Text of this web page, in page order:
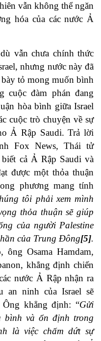
vẫn không thể ngăn
hóa của các nước Ả
vẫn chưa chính thức
nhưng nước này đã
tỏ mong muốn bình
cuộc đàm phán đang
hòa bình giữa Israel
cuộc trò chuyện về sự
Ả Rập Saudi. Trả lời
Fox News, Thái tử
cả Ả Rập Saudi và
được một thỏa thuận
phương mang tính
tôi phải xem mình
thỏa thuận sẽ giúp
của người Palestine
của Trung Đông[5].
Osama Hamdam,
khẳng định chiến
nước Ả Rập nhận ra
an ninh của Israel sẽ
khẳng định: “Gửi
bình và ổn định trong
là việc chấm dứt sự